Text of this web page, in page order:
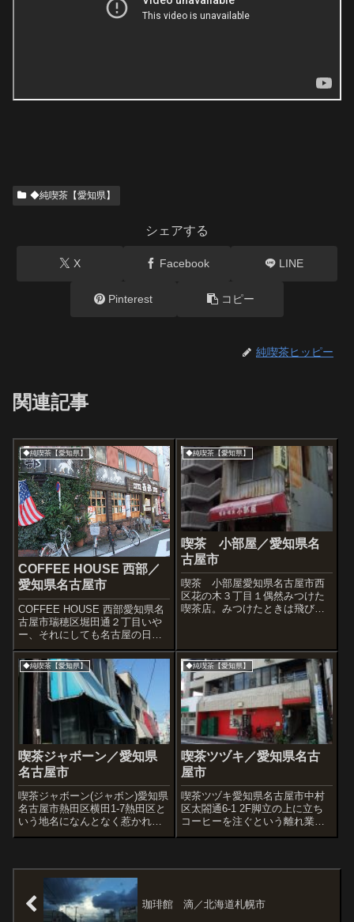
◆純喫茶【愛知県】
シェアする
X Facebook LINE
Pinterest コピー
純喫茶ヒッピー
関連記事
◆純喫茶【愛知県】
COFFEE HOUSE 西部／
愛知県名古屋市
COFFEE HOUSE 西部愛知県名
古屋市瑞穂区堀田通２丁目いや
ー、それにしても名古屋の日曜
の朝は、喫茶店が混んでいる。
この店も入店したとたん目を疑
ってしまった。こんな状態、北
海道ではまずないよなぁ。私の
場合、午前中はパジャマのまん
まゴロ...
◆純喫茶【愛知県】
喫茶 小部屋／愛知県名
古屋市
喫茶 小部屋愛知県名古屋市西
区花の木３丁目１偶然みつけた
喫茶店。みつけたときは飛び上
ランチをつくってくれました
よ。
◆純喫茶【愛知県】
喫茶ジャボーン／愛知県
名古屋市
喫茶ジャボーン(ジャボン)愛知県
名古屋市熱田区横田1-7熱田区と
いう地名になんとなく惹かれて
電車を降りてみました。やはり
てみつかったのがこちらです。
このあとほかにも見つけまし
た。常連さ...
◆純喫茶【愛知県】
喫茶ツヅキ／愛知県名古
屋市
喫茶ツヅキ愛知県名古屋市中村
区太閤通6-1 2F脚立の上に立ち
コーヒーを注ぐという離れ業の
喫茶店。テレビでみたことがあ
ところでした。あれ!?案外新し
77年っ...
珈琲館 滴／北海道札幌市